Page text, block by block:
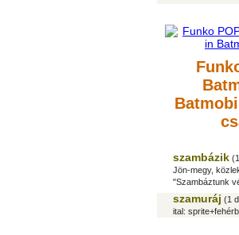
szambázik
Jön-megy,
"Szambáztunk
szamuráj (1
ital: